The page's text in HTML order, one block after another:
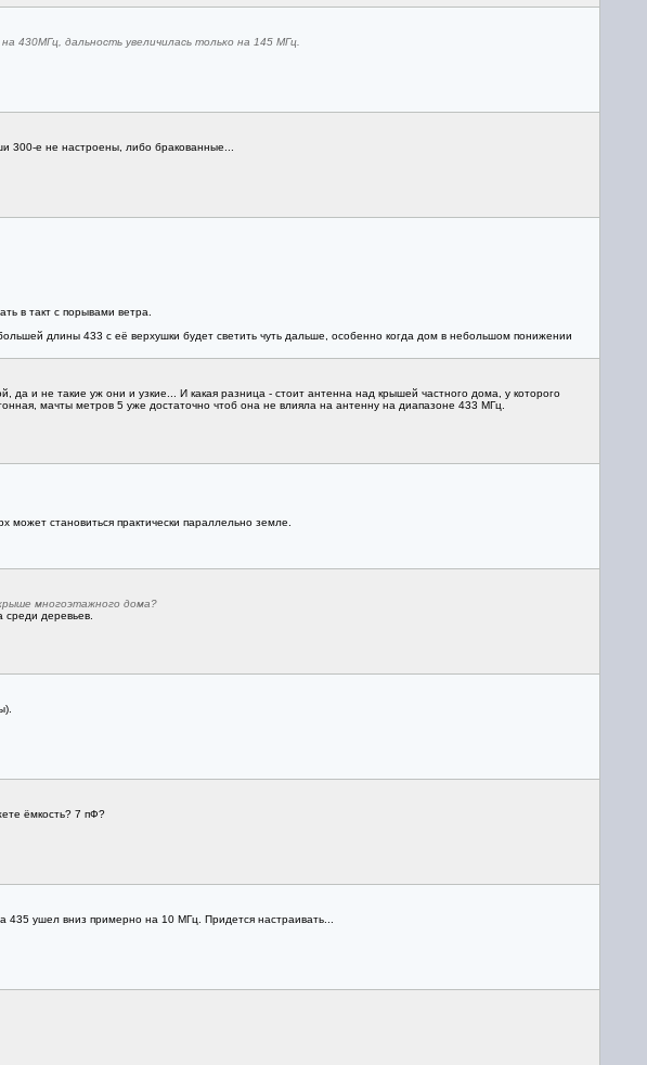
430МГц, дальность увеличилась только на 145 МГц.
300-е не настроены, либо бракованные...
в такт с порывами ветра.
длины 433 с её верхушки будет светить чуть дальше, особенно когда дом в небольшом понижении
и не такие уж они и узкие... И какая разница - стоит антенна над крышей частного дома, у которого
мачты метров 5 уже достаточно чтоб она не влияла на антенну на диапазоне 433 МГц.
становиться практически параллельно земле.
многоэтажного дома?
среди деревьев.
ёмкость? 7 пФ?
ушел вниз примерно на 10 МГц. Придется настраивать...